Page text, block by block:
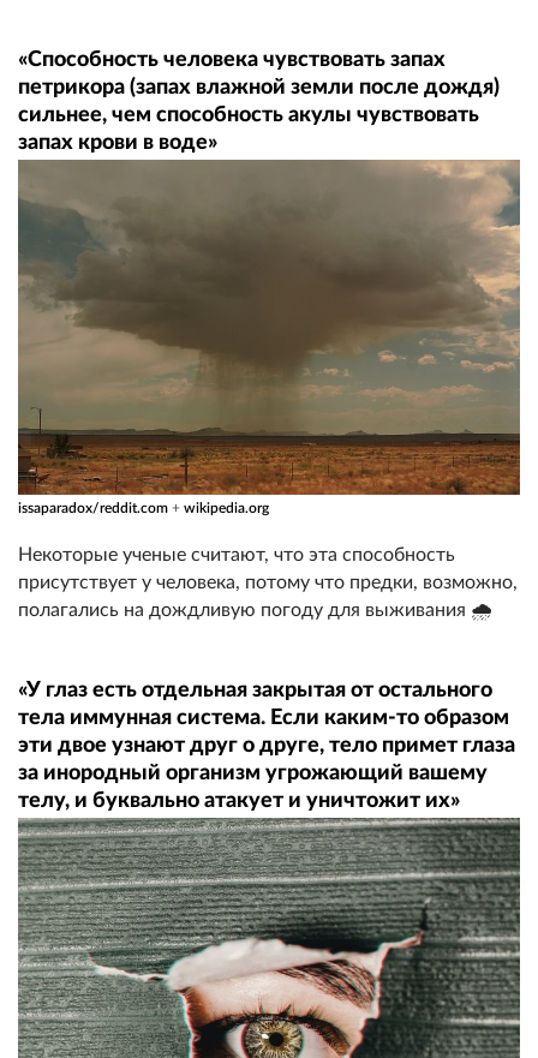
«Способность человека чувствовать запах
петрикора (запах влажной земли после дождя)
сильнее, чем способность акулы чувствовать
запах крови в воде»
issaparadox/reddit.com + wikipedia.org
Некоторые ученые считают, что эта способность
присутствует у человека, потому что предки, возможно,
полагались на дождливую погоду для выживания 🌧️
«У глаз есть отдельная закрытая от остального
тела иммунная система. Если каким-то образом
эти двое узнают друг о друге, тело примет глаза
за инородный организм угрожающий вашему
телу, и буквально атакует и уничтожит их»